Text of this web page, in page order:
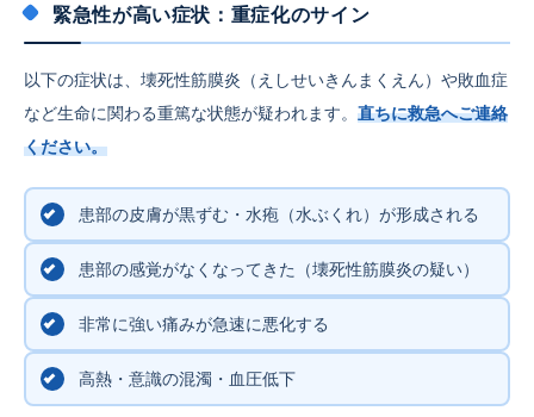
緊急性が高い症状：重症化のサイン
以下の症状は、壊死性筋膜炎（えしせいきんまくえん）や敗血症
など生命に関わる重篤な状態が疑われます。 直ちに救急へご連絡
ください。
患部の皮膚が黒ずむ・水疱（水ぶくれ）が形成される
患部の感覚がなくなってきた（壊死性筋膜炎の疑い）
非常に強い痛みが急速に悪化する
高熱・意識の混濁・血圧低下